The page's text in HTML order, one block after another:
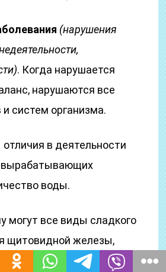
(нарушения
. Когда нарушается
нарушаются все
и систем организма.
в деятельности
воды.
могут все виды сладкого
щитовидной железы,
железе.